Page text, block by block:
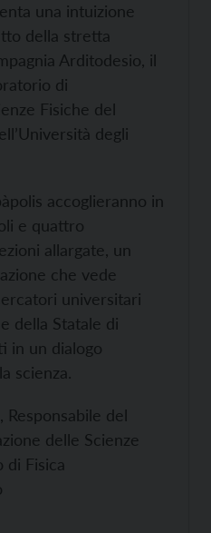
una intuizione
della stretta
Arditodesio, il
di
Fisiche del
degli
accoglieranno in
e quattro
allargate, un
che vede
universitari
della Statale di
in un dialogo
scienza.
Responsabile del
delle Scienze
di Fisica